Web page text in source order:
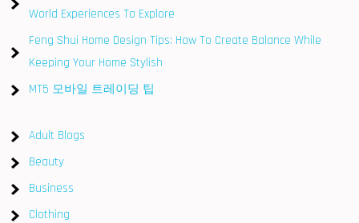
World Experiences To Explore
Feng Shui Home Design Tips: How To Create Balance While
Keeping Your Home Stylish
MT5 모바일 트레이딩 팁
Adult Blogs
Beauty
Business
Clothing